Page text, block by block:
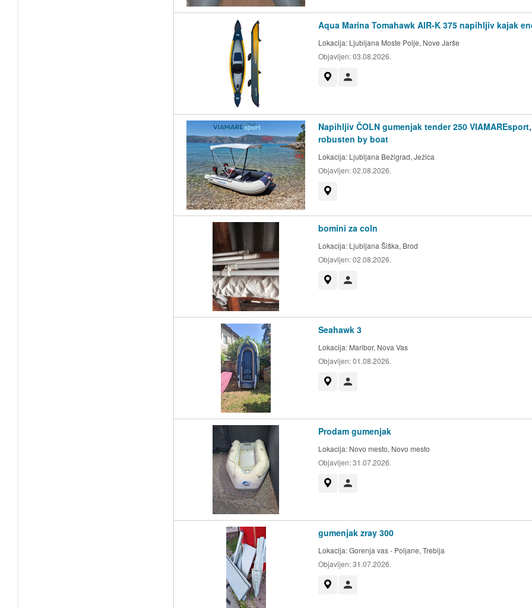
Aqua Marina Tomahawk AIR-K 375 napihljiv kajak
Lokacija: Ljubljana Moste Polje, Nove Jarše
Objavljen:03.08.2026.
Napihljiv ČOLN gumenjak tender 250 VIAMAREsport,
robusten by boat
Lokacija: Ljubljana Bežigrad, Ježica
Objavljen:02.08.2026.
bomini za coln
Lokacija: Ljubljana Šiška, Brod
Objavljen:02.08.2026.
Seahawk 3
Lokacija: Maribor, Nova Vas
Objavljen:01.08.2026.
Prodam gumenjak
Lokacija: Novo mesto, Novo mesto
Objavljen:31.07.2026.
gumenjak zray 300
Lokacija:Gorenja vas - Poljane, Trebija
Objavljen:31.07.2026.